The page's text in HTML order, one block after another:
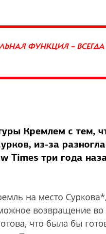
ФУНКЦИЯ —
Кремлем с тем,
из-за
Times три года
на место
возвращение во
что была бы